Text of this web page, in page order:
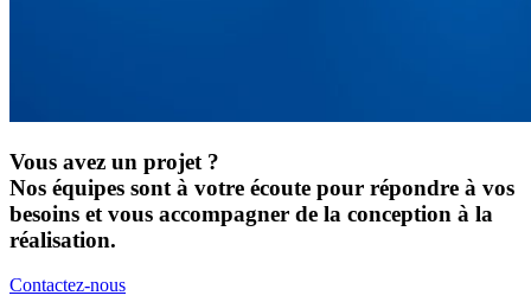
Vous avez un projet ?
Nos équipes sont à votre écoute pour répondre à vos
besoins et vous accompagner de la conception à la
réalisation.
Contactez-nous